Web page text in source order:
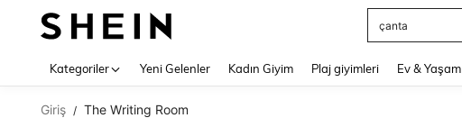
çanta
Kategoriler Yeni Gelenler Kadın Giyim Plaj giyimleri Ev & Yaşam
Giriş / The Writing Room